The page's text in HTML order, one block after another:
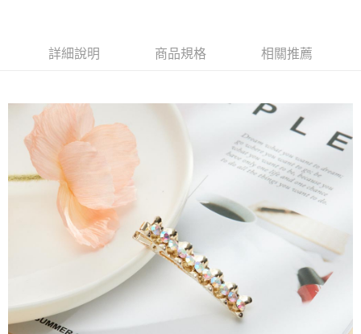
https://aftee.tw/terms/#terms3
４．使用「AFTEE先享後付」時，將依據個別帳號之用戶狀況，依本公司即
時審查核予不同之上限額度；若仍有額度不足之情形，本公司將視審查結果
請求用戶進行身份認證。
５．嚴禁一人註冊多個帳號或使用他人資訊註冊。若發現惡意使用之情形，
恩沛科技股份有限公司將有權停止該用戶之使用額度並採取法律行動。
每筆NT$65，滿NT$490(含以上)免運費
每筆NT$100，滿NT$790(含以上)免運費
付款後寶雅門市自取(由倉庫統一出貨)
每筆NT$80，滿NT$290(含以上)免運費
詳細說明 商品規格 相關推薦